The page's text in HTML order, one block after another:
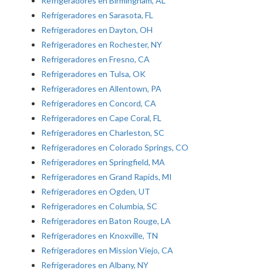
Refrigeradores en Sarasota, FL
Refrigeradores en Dayton, OH
Refrigeradores en Rochester, NY
Refrigeradores en Fresno, CA
Refrigeradores en Tulsa, OK
Refrigeradores en Allentown, PA
Refrigeradores en Concord, CA
Refrigeradores en Cape Coral, FL
Refrigeradores en Charleston, SC
Refrigeradores en Colorado Springs, CO
Refrigeradores en Springfield, MA
Refrigeradores en Grand Rapids, MI
Refrigeradores en Ogden, UT
Refrigeradores en Columbia, SC
Refrigeradores en Baton Rouge, LA
Refrigeradores en Knoxville, TN
Refrigeradores en Mission Viejo, CA
Refrigeradores en Albany, NY